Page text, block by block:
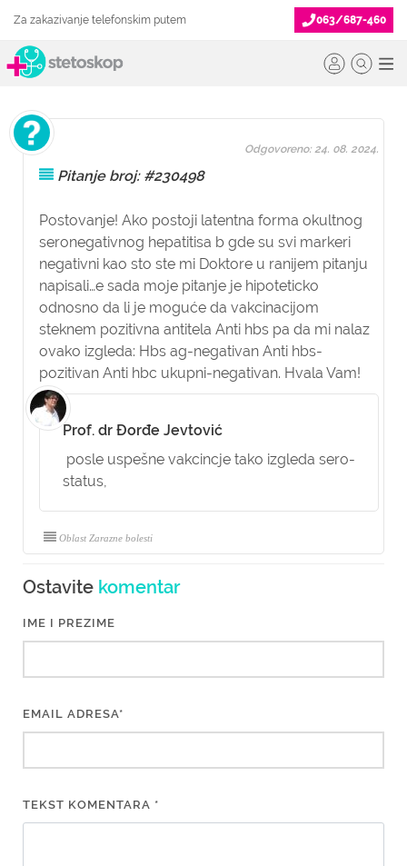
Za zakazivanje telefonskim putem 063/687-460
Pitanje broj: #230498
Postovanje! Ako postoji latentna forma okultnog
seronegativnog hepatitisa b gde su svi markeri
negativni kao sto ste mi Doktore u ranijem pitanju
napisali…e sada moje pitanje je hipoteticko
odnosno da li je moguće da vakcinacijom
steknem pozitivna antitela Anti hbs pa da mi nalaz
ovako izgleda: Hbs ag-negativan Anti hbs-
pozitivan Anti hbc ukupni-negativan. Hvala Vam!
Odgovoreno: 24. 08. 2024.
Prof. dr Đorđe Jevtović
posle uspešne vakcincje tako izgleda sero-
status,
Oblast Zarazne bolesti
Ostavite komentar
IME I PREZIME
EMAIL ADRESA*
TEKST KOMENTARA *